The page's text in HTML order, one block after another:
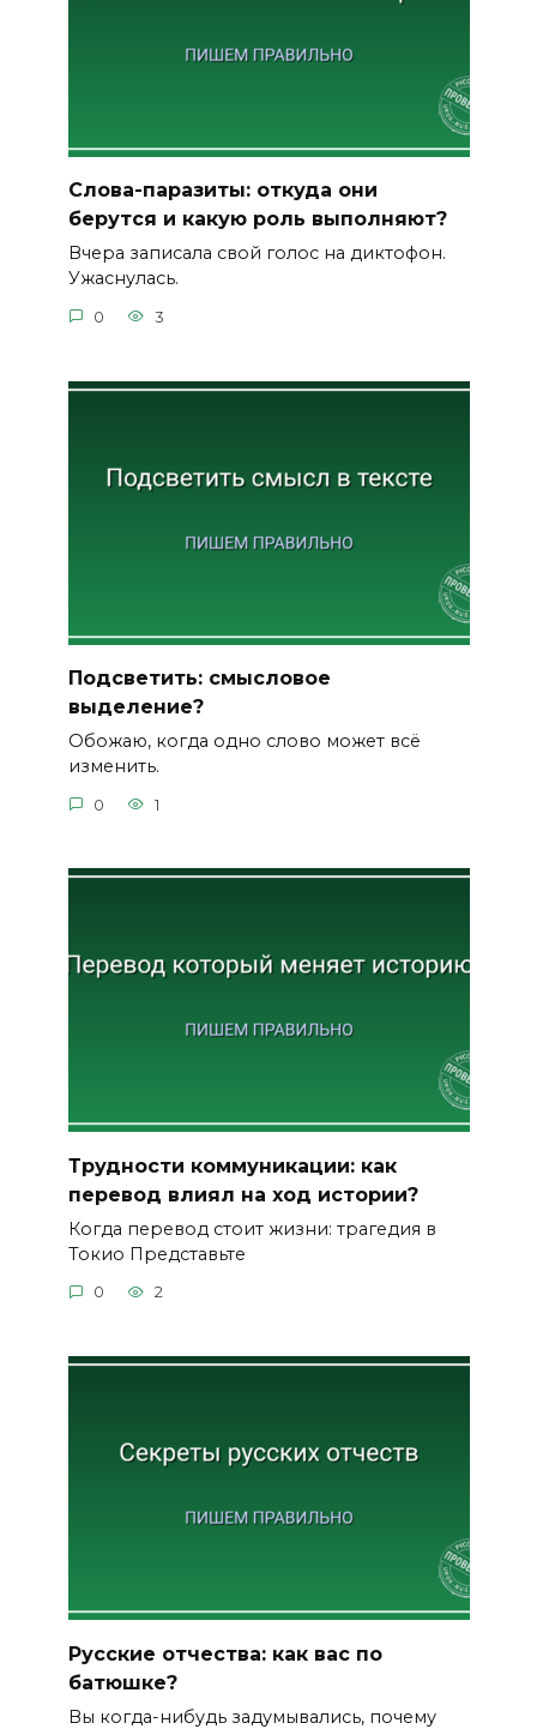
Слова-паразиты: откуда они
берутся и какую роль выполняют?
Вчера записала свой голос на диктофон.
Ужаснулась.
0 3
Подсветить: смысловое
выделение?
Обожаю, когда одно слово может всё
изменить.
0 1
Трудности коммуникации: как
перевод влиял на ход истории?
Когда перевод стоит жизни: трагедия в
Токио Представьте
0 2
Русские отчества: как вас по
батюшке?
Вы когда-нибудь задумывались, почему